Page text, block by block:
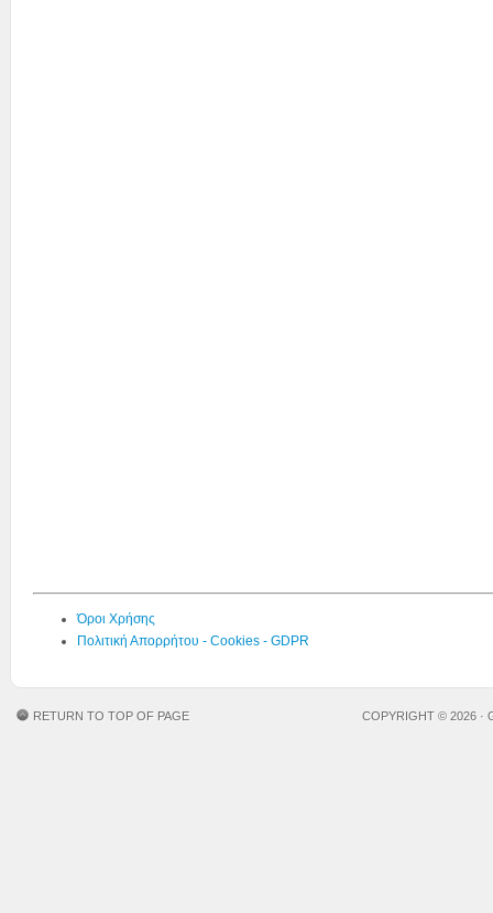
Όροι Χρήσης
Πολιτική Απορρήτου - Cookies - GDPR
RETURN TO TOP OF PAGE COPYRIGHT © 2026 ·